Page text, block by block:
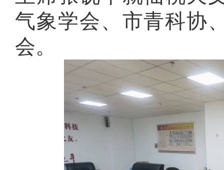
气象学会、 市青科协
会。